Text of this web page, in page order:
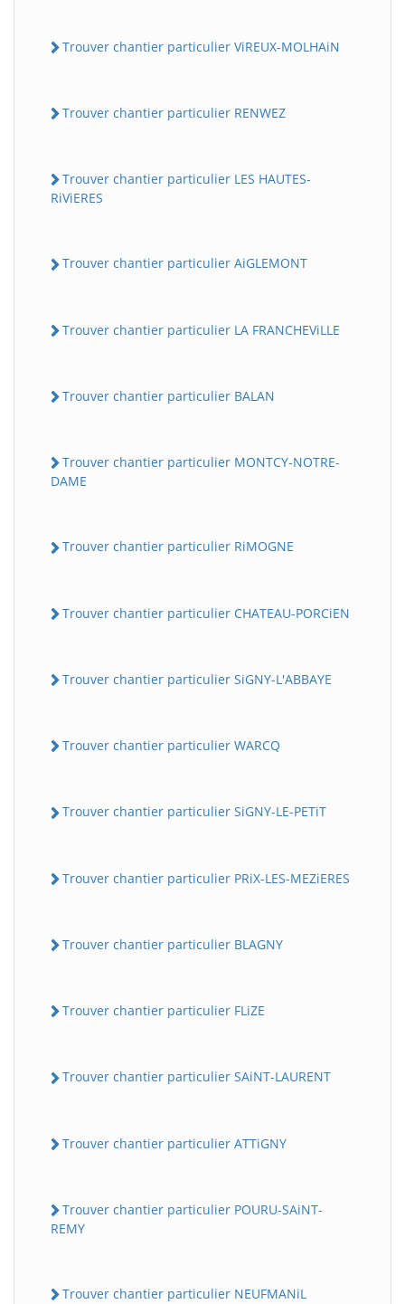
Trouver chantier particulier ViREUX-MOLHAiN
Trouver chantier particulier RENWEZ
Trouver chantier particulier LES HAUTES-
RiViERES
Trouver chantier particulier AiGLEMONT
Trouver chantier particulier LA FRANCHEViLLE
Trouver chantier particulier BALAN
Trouver chantier particulier MONTCY-NOTRE-
DAME
Trouver chantier particulier RiMOGNE
Trouver chantier particulier CHATEAU-PORCiEN
Trouver chantier particulier SiGNY-L'ABBAYE
Trouver chantier particulier WARCQ
Trouver chantier particulier SiGNY-LE-PETiT
Trouver chantier particulier PRiX-LES-MEZiERES
Trouver chantier particulier BLAGNY
Trouver chantier particulier FLiZE
Trouver chantier particulier SAiNT-LAURENT
Trouver chantier particulier ATTiGNY
Trouver chantier particulier POURU-SAiNT-
REMY
Trouver chantier particulier NEUFMANiL